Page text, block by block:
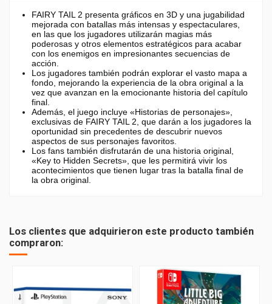
FAIRY TAIL 2 presenta gráficos en 3D y una jugabilidad
mejorada con batallas más intensas y espectaculares,
en las que los jugadores utilizarán magias más
poderosas y otros elementos estratégicos para acabar
con los enemigos en impresionantes secuencias de
acción.
Los jugadores también podrán explorar el vasto mapa a
fondo, mejorando la experiencia de la obra original a la
vez que avanzan en la emocionante historia del capítulo
final.
Además, el juego incluye «Historias de personajes»,
exclusivas de FAIRY TAIL 2, que darán a los jugadores la
oportunidad sin precedentes de descubrir nuevos
aspectos de sus personajes favoritos.
Los fans también disfrutarán de una historia original,
«Key to Hidden Secrets», que les permitirá vivir los
acontecimientos que tienen lugar tras la batalla final de
la obra original.
Los clientes que adquirieron este producto también
compraron: